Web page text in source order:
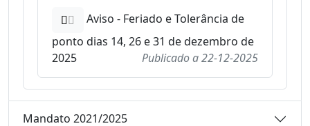
Aviso - Feriado e Tolerância de
ponto dias 14, 26 e 31 de dezembro de
2025
Publicado a22-12-2025
Mandato 2021/2025